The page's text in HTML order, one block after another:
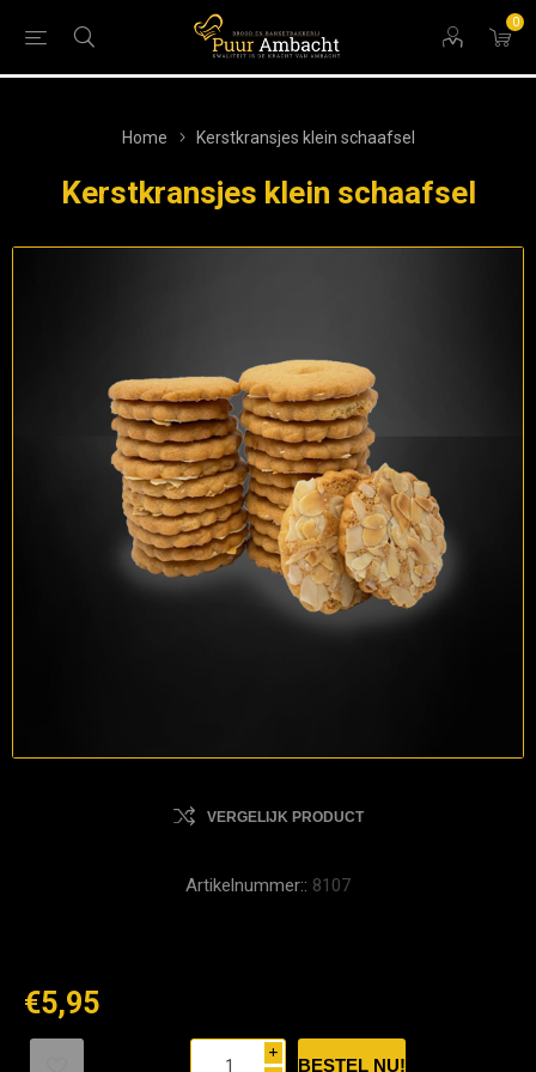
0
Home Kerstkransjes klein schaafsel
Kerstkransjes klein schaafsel
VERGELIJK PRODUCT
Artikelnummer:: 8107
€5,95
i